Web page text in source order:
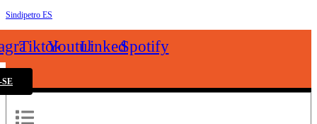
Sindipetro ES
TiktokYoutubeLinkedinSpotify